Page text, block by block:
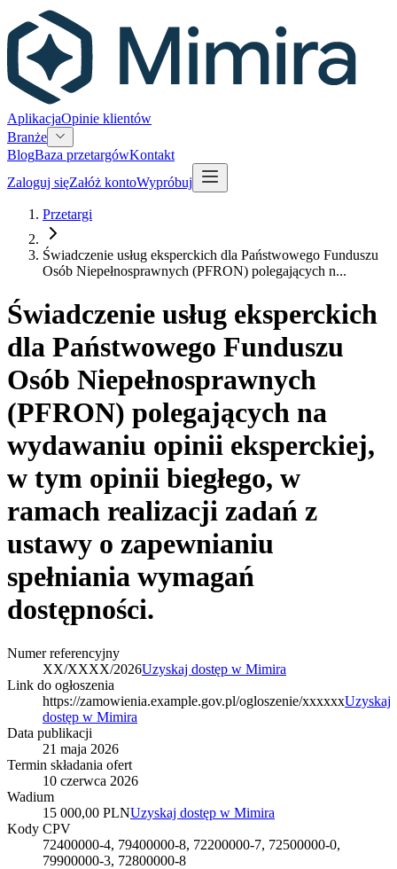
AplikacjaOpinie klientów
Branże
BlogBaza przetargówKontakt
Zaloguj sięZałóż kontoWypróbuj
Przetargi
Świadczenie usług eksperckich dla Państwowego Funduszu
Osób Niepełnosprawnych (PFRON) polegających n...
Świadczenie usług eksperckich
dla Państwowego Funduszu
Osób Niepełnosprawnych
(PFRON) polegających na
wydawaniu opinii eksperckiej,
w tym opinii biegłego, w
ramach realizacji zadań z
ustawy o zapewnianiu
spełniania wymagań
dostępności.
Numer referencyjny
XX/XXXX/2026Uzyskaj dostęp w Mimira
Link do ogłoszenia
https://zamowienia.example.gov.pl/ogloszenie/xxxxxxUzyskaj
dostęp w Mimira
Data publikacji
21 maja 2026
Termin składania ofert
10 czerwca 2026
Wadium
15 000,00 PLNUzyskaj dostęp w Mimira
Kody CPV
72400000-4, 79400000-8, 72200000-7, 72500000-0,
79900000-3, 72800000-8